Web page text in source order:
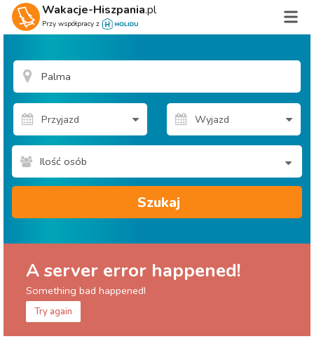
Wakacje-Hiszpania.pl
Przy współpracy z
Ilość osób
Szukaj
A server error happened!
Something bad happened!
Try again